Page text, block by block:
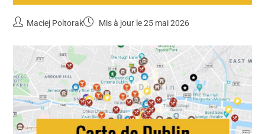
Maciej Poltorak Mis à jour le 25 mai 2026